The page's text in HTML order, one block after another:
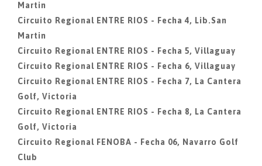
Martin
Circuito Regional ENTRE RIOS - Fecha 4, Lib.San
Martin
Circuito Regional ENTRE RIOS - Fecha 5, Villaguay
Circuito Regional ENTRE RIOS - Fecha 6, Villaguay
Circuito Regional ENTRE RIOS - Fecha 7, La Cantera
Golf, Victoria
Circuito Regional ENTRE RIOS - Fecha 8, La Cantera
Golf, Victoria
Circuito Regional FENOBA - Fecha 06, Navarro Golf
Club